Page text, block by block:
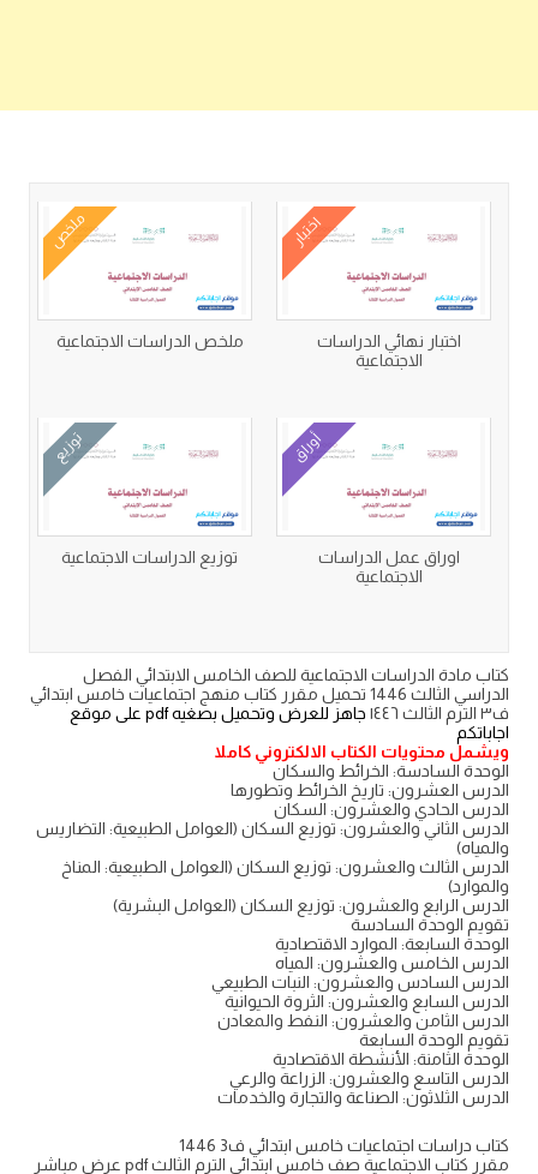
اختبار
اختبار نهائي الدراسات
الاجتماعية
ملخص
ملخص الدراسات الاجتماعية
أوراق
اوراق عمل الدراسات
الاجتماعية
توزيع
توزيع الدراسات الاجتماعية
كتاب مادة الدراسات الاجتماعية للصف الخامس الابتدائي الفصل
الدراسي الثالث 1446 تحميل مقرر كتاب منهج اجتماعيات خامس ابتدائي
ف٣ الترم الثالث ١٤٤٦
جاهز للعرض وتحميل بصغيه pdf على موقع
اجاباتكم
ويشمل محتويات الكتاب الالكتروني كاملا
الوحدة السادسة: الخرائط والسكان
الدرس العشرون: تاريخ الخرائط وتطورها
الدرس الحادي والعشرون: السكان
الدرس الثاني والعشرون: توزيع السكان (العوامل الطبيعية: التضاريس
والمياه)
الدرس الثالث والعشرون: توزيع السكان (العوامل الطبيعية: المناخ
والموارد)
الدرس الرابع والعشرون: توزيع السكان (العوامل البشرية)
تقويم الوحدة السادسة
الوحدة السابعة: الموارد الاقتصادية
الدرس الخامس والعشرون: المياه
الدرس السادس والعشرون: النبات الطبيعي
الدرس السابع والعشرون: الثروة الحيوانية
الدرس الثامن والعشرون: النفط والمعادن
تقويم الوحدة السابعة
الوحدة الثامنة: الأنشطة الاقتصادية
الدرس التاسع والعشرون: الزراعة والرعي
الدرس الثلاثون: الصناعة والتجارة والخدمات
كتاب دراسات اجتماعيات خامس ابتدائي ف3 1446
مقرر كتاب الاجتماعية صف خامس ابتدائي الترم الثالث pdf عرض مباشر